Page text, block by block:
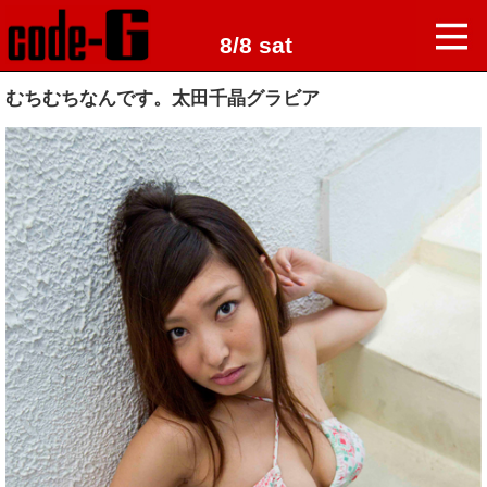
8/8 sat
むちむちなんです。太田千晶グラビア